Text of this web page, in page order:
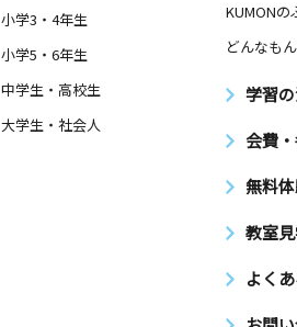
小学3・4年生
小学5・6年生
中学生・高校生
大学生・社会人
KUMONの
どんなも
学習
会費
無料
教室
よく